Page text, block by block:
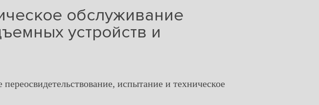
обслуживание
устройств и
испытание и техническое